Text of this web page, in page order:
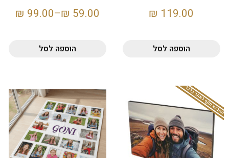
119.00
₪
הוספה לסל
59.00
₪
–
99.00
₪
הוספה לסל
המבצע תקף באתר בלבד